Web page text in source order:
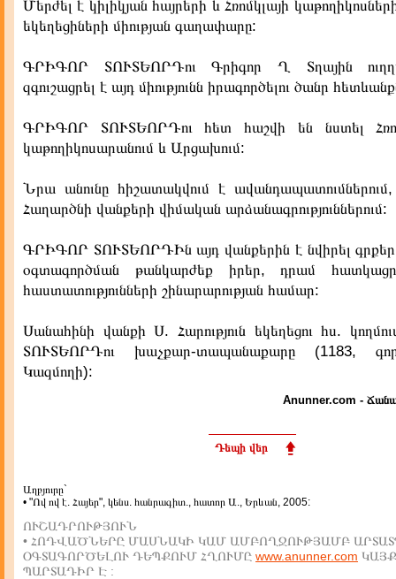
Մերժել է կիլիկյան հայրերի և Հռոմկլայի
եկեղեցիների միության գաղափարը:
ԳՐԻԳՈՐ ՏՈՒՏԵՈՐԴու Գրիգոր Ղ Տղային
զգուշացրել է այդ միությունն իրագործելու ծանր
ԳՐԻԳՈՐ ՏՈՒՏԵՈՐԴու հետ հաշվի են նստել
կաթողիկոսարանում և Արցախում:
Նրա անունը հիշատակվում է
Հաղարծնի վանքերի վիմական արձանագրություններում:
ԳՐԻԳՈՐ ՏՈՒՏԵՈՐԴԻն այդ վանքերին է նվիրել
օգտագործման թանկարժեք իրեր, դրամ
հաստատությունների շինարարության համար:
Սանահինի վանքի Ս. Հարություն եկեղեցու հս.
ՏՈՒՏԵՈՐԴու խաչքար-տապանաքարը (1183,
Կազմողի):
Anunner.com -
Դեպի վեր
Աղբյուրը`
• "Ով ով է. Հայեր", կենս. հանրագիտ., հատոր Ա., Երևան, 2005:
ՈՒՇԱԴՐՈՒԹՅՈՒՆ
• ՀՈԴՎԱԾՆԵՐԸ ՄԱՍՆԱԿԻ ԿԱՄ ԱՄԲՈՂՋՈՒԹՅԱՄԲ
ՕԳՏԱԳՈՐԾԵԼՈՒ ԴԵՊՔՈՒՄ ՀՂՈՒՄԸ www.anunner.com
ՊԱՐՏԱԴԻՐ Է :